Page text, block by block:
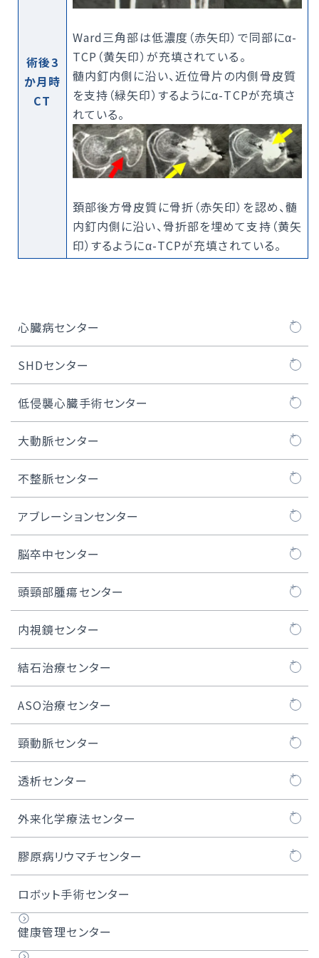
術後3
か月時
CT
Ward三角部は低濃度（赤矢印）で同部にα-
TCP（黄矢印）が充填されている。
髄内釘内側に沿い、近位骨片の内側骨皮質
を支持（緑矢印）するようにα-TCPが充填さ
れている。
頚部後方骨皮質に骨折（赤矢印）を認め、髄
内釘内側に沿い、骨折部を埋めて支持（黄矢
印）するようにα-TCPが充填されている。
心臓病センター
心臓病センターについて
医師紹介
大動脈弁治療TAVI
SHDセンター
SHDセンターについて
SHDセンタートピックス
TAVI治療
マイトラクリップ/PASCAL治療
WATCHMAN™治療
経皮的卵円孔閉鎖術
iASD（医原性心房中隔欠損）閉鎖術
医師紹介
低侵襲心臓手術センター
MICS（低侵襲心臓手術）とは
ロボット心臓手術
MICS弁膜症手術
MICS冠状動脈バイパス術
内視鏡下心房細動手術（ウルフ-オオツカ法）
MICS、ロボット手術における人工心肺装置
低侵襲心臓手術センター長のご紹介
症例実績
大動脈センター
大動脈センターについて
人工血管置換術
ステントグラフト治療
胸部大動脈瘤の治療
腹部大動脈瘤の治療
不整脈センター
不整脈センターについて
不整脈とは
ペースメーカー治療
ICD / CRT-D治療
S-ICD治療
デバイス植込み後の管理
リード抜去について
実績
アブレーションセンター
カテーテルアブレーション
脳卒中センター
脳卒中ケアユニット
頭頸部腫瘍センター
頭頸部腫瘍センターについて
頭頸部良性腫瘍
口腔がん
咽頭がん
喉頭がん
上顎洞がん
唾液腺がん
甲状腺がん
頭頸部アルミノックス治療
内視鏡センター
内視鏡センターについて
内視鏡治療
医師紹介
内視鏡センター長のご紹介
結石治療センター
結石治療センターについて
ASO治療センター
ASO治療センターについて
閉塞性動脈硬化症
ASOの治療例
難易度の高い治療例
頸動脈センター
頸動脈センターについて
頸動脈ステント留置術
難易度の高いCAS・頸動脈ステント留置術
医師紹介
透析センター
透析センターについて
外来化学療法センター
外来化学療法センターについて
化学療法レジメン一覧
膠原病リウマチセンター
膠原病リウマチセンターについて
膠原病リウマチセンター長のご紹介
ロボット手術センター
健康管理センター